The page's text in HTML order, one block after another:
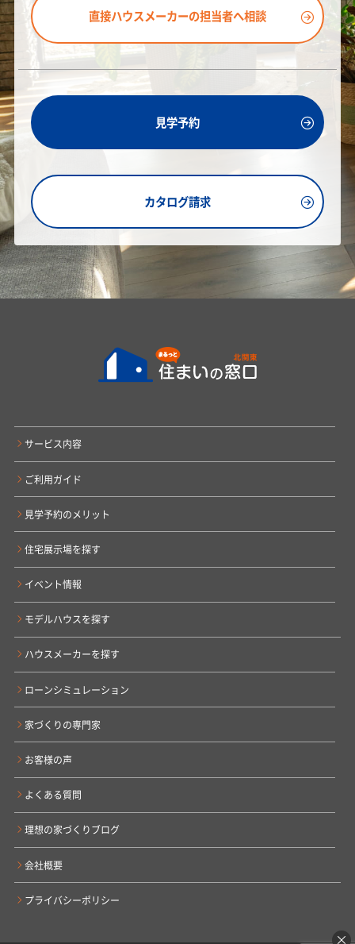
直接ハウスメーカーの担当者へ相談
見学予約
カタログ請求
サービス内容
ご利用ガイド
見学予約のメリット
住宅展示場を探す
イベント情報
モデルハウスを探す
ハウスメーカーを探す
ローンシミュレーション
家づくりの専門家
お客様の声
よくある質問
理想の家づくりブログ
会社概要
プライバシーポリシー